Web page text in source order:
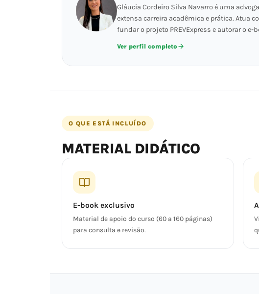
Gláucia Cordeiro Silva Navarro é uma
extensa carreira acadêmica e prática. Atua
fundar o projeto PREVExpress e autorar o e-
Ver perfil completo
O QUE ESTÁ INCLUÍDO
MATERIAL DIDÁTICO
E-book exclusivo
Material de apoio do curso (60 a 160 páginas)
para consulta e revisão.